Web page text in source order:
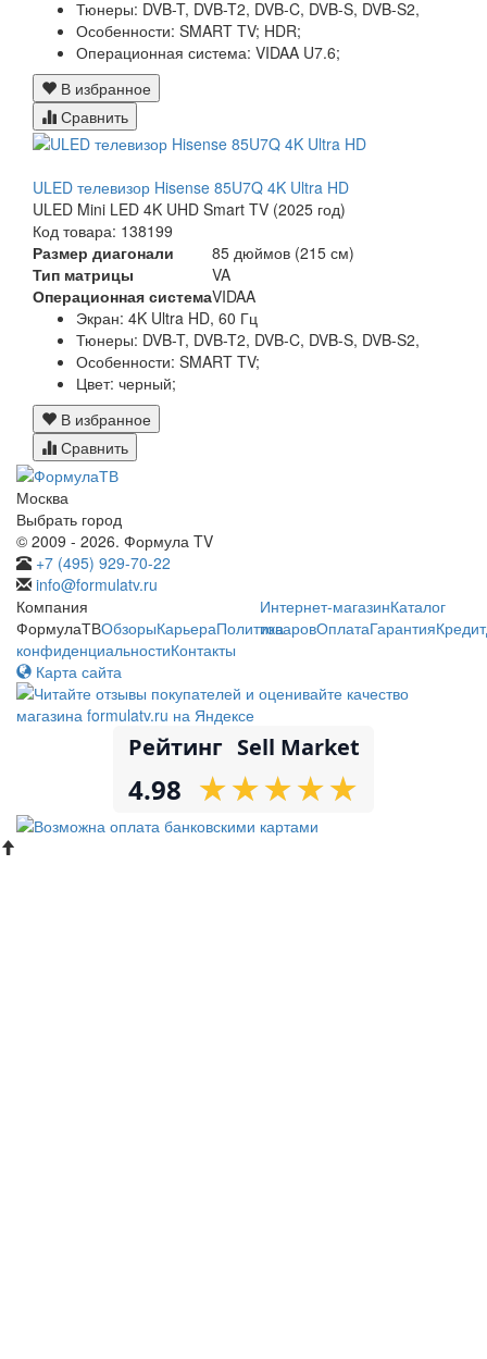
Тюнеры: DVB-T, DVB-T2, DVB-C, DVB-S, DVB-S2,
Особенности: SMART TV; HDR;
Операционная система: VIDAA U7.6;
В избранное
Сравнить
ULED телевизор Hisense 85U7Q 4K Ultra HD
ULED Mini LED 4K UHD Smart TV (2025 год)
Код товара: 138199
Размер диагонали
85 дюймов (215 см)
Тип матрицы
VA
Операционная системаVIDAA
Экран: 4K Ultra HD, 60 Гц
Тюнеры: DVB-T, DVB-T2, DVB-C, DVB-S, DVB-S2,
Особенности: SMART TV;
Цвет: черный;
В избранное
Сравнить
Москва
Выбрать город
© 2009 - 2026. Формула TV
+7 (495) 929-70-22
info@formulatv.ru
Компания
ФормулаТВОбзорыКарьераПолитика
конфиденциальностиКонтакты
Интернет-магазинКаталог
товаровОплатаГарантияКредит
Карта сайта
Рейтинг Sell Market
4.98 ★
★★
★★
★★
★★
★